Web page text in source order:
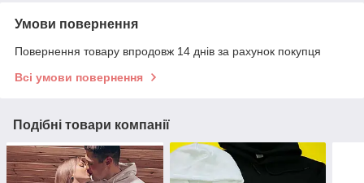
Умови повернення
Повернення товару впродовж 14 днів за рахунок покупця
Всі умови повернення
Подібні товари компанії